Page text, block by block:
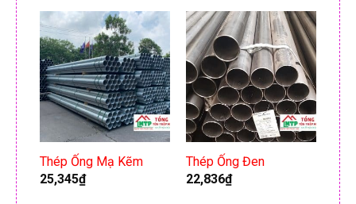
Thép Ống Mạ Kẽm
25,345₫
Thép Ống Đen
22,836₫